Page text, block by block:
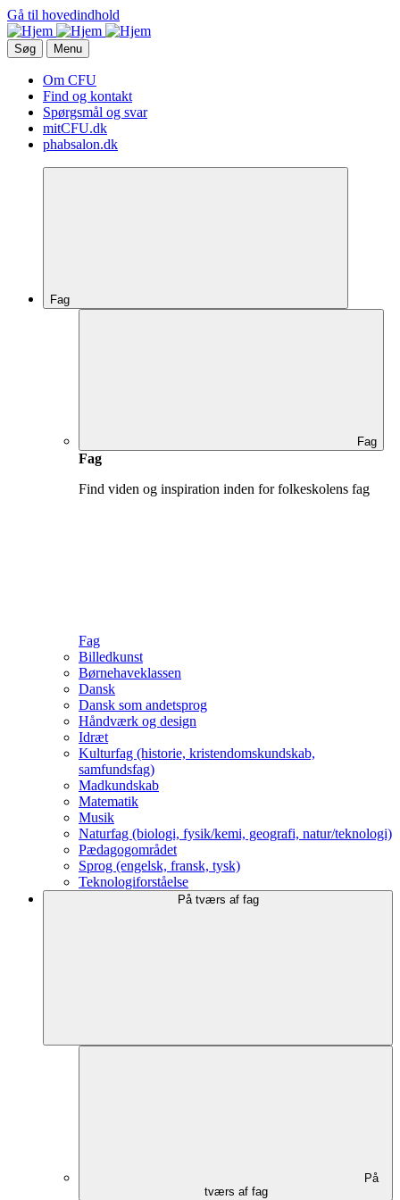
Gå til hovedindhold
Søg Menu
Om CFU
Find og kontakt
Spørgsmål og svar
mitCFU.dk
phabsalon.dk
Fag
Fag
Fag
Find viden og inspiration inden for folkeskolens fag
Fag
Billedkunst
Børnehaveklassen
Dansk
Dansk som andetsprog
Håndværk og design
Idræt
Kulturfag (historie, kristendomskundskab,
samfundsfag)
Madkundskab
Matematik
Musik
Naturfag (biologi, fysik/kemi, geografi, natur/teknologi)
Pædagogområdet
Sprog (engelsk, fransk, tysk)
Teknologiforståelse
På tværs af fag
tværs af fag